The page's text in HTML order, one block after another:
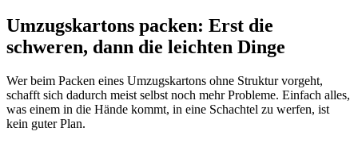
Umzugskartons packen: Erst die
schweren, dann die leichten Dinge
Wer beim Packen eines Umzugskartons ohne Struktur vorgeht,
schafft sich dadurch meist selbst noch mehr Probleme. Einfach alles,
was einem in die Hände kommt, in eine Schachtel zu werfen, ist
kein guter Plan.